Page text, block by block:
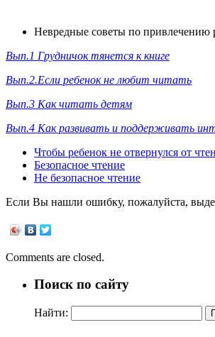
Невредные советы по привлечению
Вып.1 Грудничок тянется к книге
Вып.2.Если ребенок не любит читать
Вып.3 Как читать детям
Вып.4 Как развивать и поддерживать
Чтобы ребенок не отвернулся от
Безопасное чтение
Не безопасное чтение
Если Вы нашли ошибку, пожалуйста,
Comments are closed.
Поиск по сайту
Найти: